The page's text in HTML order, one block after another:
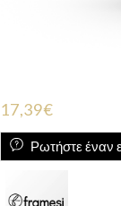
17,39€
Ρωτήστε έναν